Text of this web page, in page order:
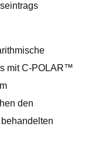
mit C-POLAR™
den